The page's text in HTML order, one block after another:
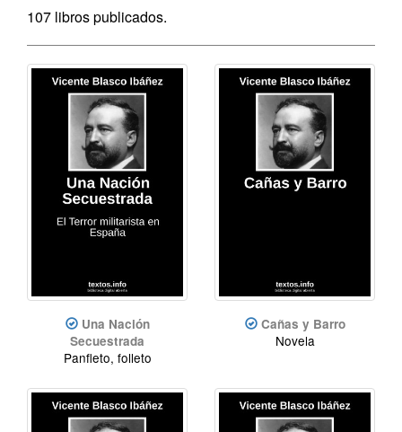
107 libros publicados.
Una Nación
Secuestrada
Panfleto, folleto
Cañas y Barro
Novela